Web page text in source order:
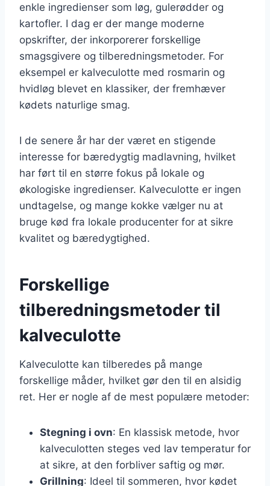
enkle ingredienser som løg, gulerødder og
kartofler. I dag er der mange moderne
opskrifter, der inkorporerer forskellige
smagsgivere og tilberedningsmetoder. For
eksempel er kalveculotte med rosmarin og
hvidløg blevet en klassiker, der fremhæver
kødets naturlige smag.
I de senere år har der været en stigende
interesse for bæredygtig madlavning, hvilket
har ført til en større fokus på lokale og
økologiske ingredienser. Kalveculotte er ingen
undtagelse, og mange kokke vælger nu at
bruge kød fra lokale producenter for at sikre
kvalitet og bæredygtighed.
Forskellige
tilberedningsmetoder til
kalveculotte
Kalveculotte kan tilberedes på mange
forskellige måder, hvilket gør den til en alsidig
ret. Her er nogle af de mest populære metoder:
Stegning i ovn: En klassisk metode, hvor
kalveculotten steges ved lav temperatur for
at sikre, at den forbliver saftig og mør.
Grillning: Ideel til sommeren, hvor kødet